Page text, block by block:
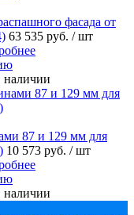
фасада от
63 535 руб. / шт
наличии
87 и 129 мм для
10 573 руб. / шт
наличии